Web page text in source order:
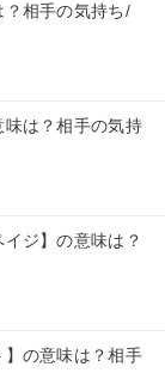
？相手の気持ち/
味は？相手の気持
ジ】の意味は？
】の意味は？相手